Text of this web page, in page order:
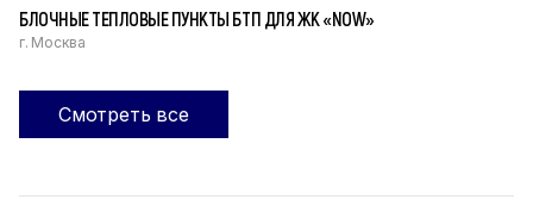
БЛОЧНЫЕ ТЕПЛОВЫЕ ПУНКТЫ БТП ДЛЯ ЖК «NOW»‎
г. Москва
Смотреть все